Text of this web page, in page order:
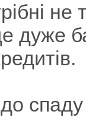
не
дуже
спаду